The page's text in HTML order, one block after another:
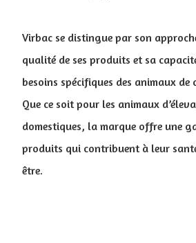
Virbac se distingue par son
qualité de ses produits et sa
besoins spécifiques des animaux de
Que ce soit pour les animaux
domestiques, la marque offre une
produits qui contribuent à leur
être.